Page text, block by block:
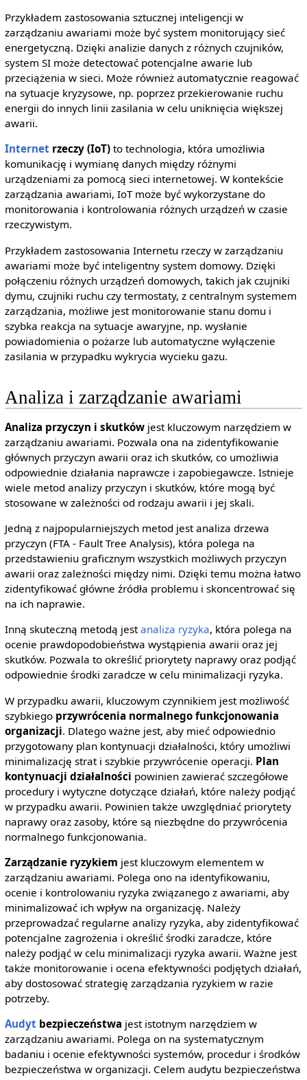
Przykładem zastosowania sztucznej inteligencji w
zarządzaniu awariami może być system monitorujący sieć
energetyczną. Dzięki analizie danych z różnych czujników,
system SI może detectować potencjalne awarie lub
przeciążenia w sieci. Może również automatycznie reagować
na sytuacje kryzysowe, np. poprzez przekierowanie ruchu
energii do innych linii zasilania w celu uniknięcia większej
awarii.
Internet rzeczy (IoT)to technologia, która umożliwia
komunikację i wymianę danych między różnymi
urządzeniami za pomocą sieci internetowej. W kontekście
zarządzania awariami, IoT może być wykorzystane do
monitorowania i kontrolowania różnych urządzeń w czasie
rzeczywistym.
Przykładem zastosowania Internetu rzeczy w zarządzaniu
awariami może być inteligentny system domowy. Dzięki
połączeniu różnych urządzeń domowych, takich jak czujniki
dymu, czujniki ruchu czy termostaty, z centralnym systemem
zarządzania, możliwe jest monitorowanie stanu domu i
szybka reakcja na sytuacje awaryjne, np. wysłanie
powiadomienia o pożarze lub automatyczne wyłączenie
zasilania w przypadku wykrycia wycieku gazu.
Analiza i zarządzanie awariami
Analiza przyczyn i skutkówjest kluczowym narzędziem w
zarządzaniu awariami. Pozwala ona na zidentyfikowanie
głównych przyczyn awarii oraz ich skutków, co umożliwia
odpowiednie działania naprawcze i zapobiegawcze. Istnieje
wiele metod analizy przyczyn i skutków, które mogą być
stosowane w zależności od rodzaju awarii i jej skali.
Jedną z najpopularniejszych metod jest analiza drzewa
przyczyn (FTA - Fault Tree Analysis), która polega na
przedstawieniu graficznym wszystkich możliwych przyczyn
awarii oraz zależności między nimi. Dzięki temu można łatwo
zidentyfikować główne źródła problemu i skoncentrować się
na ich naprawie.
Inną skuteczną metodą jestanaliza ryzyka, która polega na
ocenie prawdopodobieństwa wystąpienia awarii oraz jej
skutków. Pozwala to określić priorytety naprawy oraz podjąć
odpowiednie środki zaradcze w celu minimalizacji ryzyka.
W przypadku awarii, kluczowym czynnikiem jest możliwość
szybkiego przywrócenia normalnego funkcjonowania
organizacji. Dlatego ważne jest, aby mieć odpowiednio
przygotowany plan kontynuacji działalności, który umożliwi
minimalizację strat i szybkie przywrócenie operacji. Plan
kontynuacji działalności powinien zawierać szczegółowe
procedury i wytyczne dotyczące działań, które należy podjąć
w przypadku awarii. Powinien także uwzględniać priorytety
naprawy oraz zasoby, które są niezbędne do przywrócenia
normalnego funkcjonowania.
Zarządzanie ryzykiem jest kluczowym elementem w
zarządzaniu awariami. Polega ono na identyfikowaniu,
ocenie i kontrolowaniu ryzyka związanego z awariami, aby
minimalizować ich wpływ na organizację. Należy
przeprowadzać regularne analizy ryzyka, aby zidentyfikować
potencjalne zagrożenia i określić środki zaradcze, które
należy podjąć w celu minimalizacji ryzyka awarii. Ważne jest
także monitorowanie i ocena efektywności podjętych działań,
aby dostosować strategię zarządzania ryzykiem w razie
potrzeby.
Audyt bezpieczeństwa jest istotnym narzędziem w
zarządzaniu awariami. Polega on na systematycznym
badaniu i ocenie efektywności systemów, procedur i środków
bezpieczeństwa w organizacji. Celem audytu bezpieczeństwa